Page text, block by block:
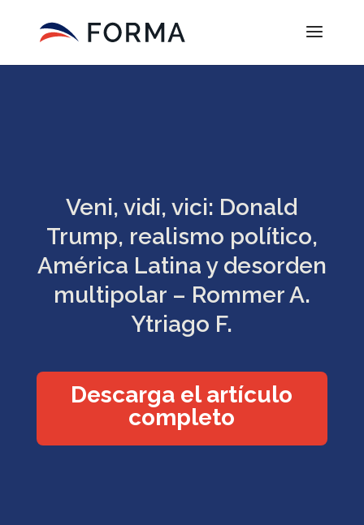
Veni, vidi, vici: Donald
Trump, realismo político,
América Latina y desorden
multipolar – Rommer A.
Ytriago F.
Descarga el artículo
completo